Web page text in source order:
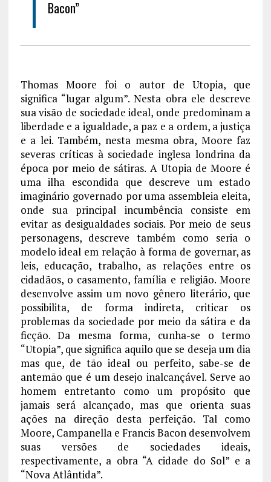
Bacon”
Thomas Moore foi o autor de Utopia, que
significa “lugar algum”. Nesta obra ele descreve
sua visão de sociedade ideal, onde predominam a
liberdade e a igualdade, a paz e a ordem, a justiça
e a lei. Também, nesta mesma obra, Moore faz
severas críticas à sociedade inglesa londrina da
época por meio de sátiras. A Utopia de Moore é
uma ilha escondida que descreve um estado
imaginário governado por uma assembleia eleita,
onde sua principal incumbência consiste em
evitar as desigualdades sociais. Por meio de seus
personagens, descreve também como seria o
modelo ideal em relação à forma de governar, as
leis, educação, trabalho, as relações entre os
cidadãos, o casamento, família e religião. Moore
desenvolve assim um novo gênero literário, que
possibilita, de forma indireta, criticar os
problemas da sociedade por meio da sátira e da
ficção. Da mesma forma, cunha-se o termo
“Utopia”, que significa aquilo que se deseja um dia
mas que, de tão ideal ou perfeito, sabe-se de
antemão que é um desejo inalcançável. Serve ao
homem entretanto como um propósito que
jamais será alcançado, mas que orienta suas
ações na direção desta perfeição. Tal como
Moore, Campanella e Francis Bacon desenvolvem
suas versões de sociedades ideais,
respectivamente, a obra “A cidade do Sol” e a
“Nova Atlântida”.